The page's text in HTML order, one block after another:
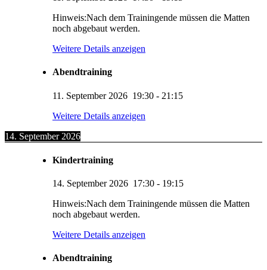
Hinweis:Nach dem Trainingende müssen die Matten
noch abgebaut werden.
Weitere Details anzeigen
Abendtraining
11. September 2026 19:30 - 21:15
Weitere Details anzeigen
14. September 2026
Kindertraining
14. September 2026 17:30 - 19:15
Hinweis:Nach dem Trainingende müssen die Matten
noch abgebaut werden.
Weitere Details anzeigen
Abendtraining